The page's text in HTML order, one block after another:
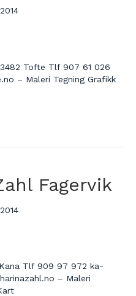
3482 Tofte Tlf 907 61 026
– Maleri Tegning Grafikk
Fagervik
Tlf 909 97 972 ka-
– Maleri